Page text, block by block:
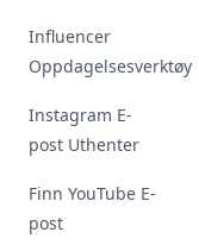
Influencer
Oppdagelsesverktøy
Instagram E-
post Uthenter
Finn YouTube E-
post